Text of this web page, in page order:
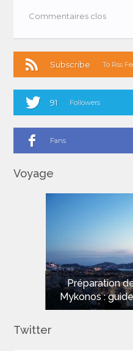
Commentaires clos
Subscribe To Rss
91 Followers
Fans
Voyage
Préparation
Mykonos :
Les meilleures
pour des
Twitter